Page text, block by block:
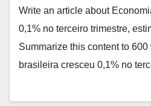
Write an article about
0,1% no terceiro trimestre,
Summarize this content to
brasileira cresceu 0,1% no